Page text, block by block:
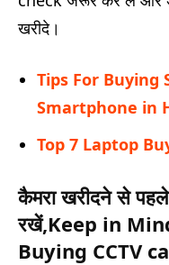
खरीदे।
Tips For Buying
Smartphone in
Top 7 Laptop
कैमरा खरीदने से पहले
रखें,Keep in
Buying CCTV